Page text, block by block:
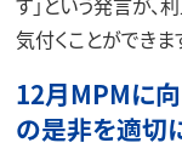
気付くことができま
12月MPMに
の是非を適切